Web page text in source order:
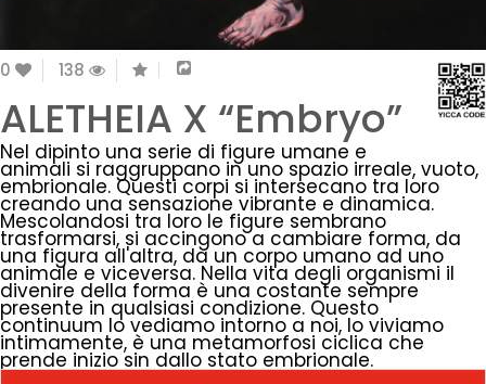
0 138
ALETHEIA X “Embryo”
Nel dipinto una serie di figure umane e
animali si raggruppano in uno spazio irreale, vuoto,
embrionale. Questi corpi si intersecano tra loro
creando una sensazione vibrante e dinamica.
Mescolandosi tra loro le figure sembrano
trasformarsi, si accingono a cambiare forma, da
una figura all'altra, da un corpo umano ad uno
animale e viceversa. Nella vita degli organismi il
divenire della forma è una costante sempre
presente in qualsiasi condizione. Questo
continuum lo vediamo intorno a noi, lo viviamo
intimamente, è una metamorfosi ciclica che
prende inizio sin dallo stato embrionale.